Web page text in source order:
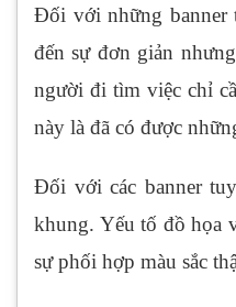
Đối với những banner
đến sự đơn giản
người đi tìm việc chỉ
này là đã có được
Đối với các banner
khung. Yếu tố đồ họa
sự phối hợp màu sắc